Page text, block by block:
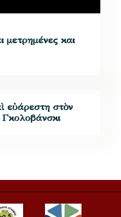
μετρημένες και
εὐάρεστη στὸν